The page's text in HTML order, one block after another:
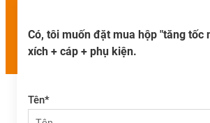
Có, tôi muốn đặt mua hộp "tăng tốc
xích + cáp + phụ kiện.
Tên*